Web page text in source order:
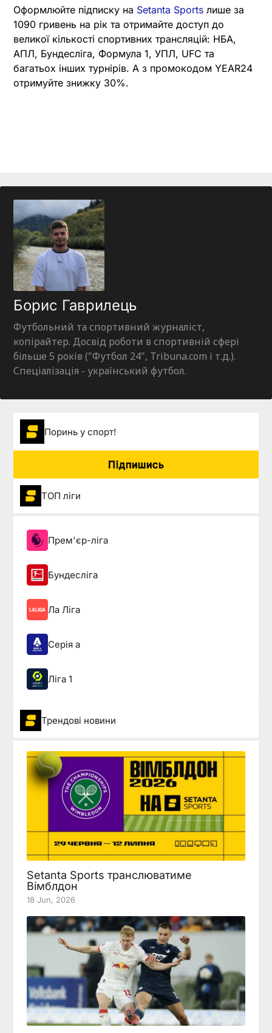
Оформлюйте підписку на Setanta Sports лише за
1090 гривень на рік та отримайте доступ до
великої кількості спортивних трансляцій: НБА,
АПЛ, Бундесліга, Формула 1, УПЛ, UFC та
багатьох інших турнірів. А з промокодом YEAR24
отримуйте знижку 30%.
Борис Гаврилець
Футбольний та спортивний журналіст,
копірайтер. Досвід роботи в спортивній сфері
більше 5 років ("Футбол 24", Tribuna.com і т.д.).
Спеціалізація - український футбол.
Поринь у спорт!
Підпишись
ТОП ліги
Прем'єр-ліга
Бундесліга
Ла Ліга
Серія а
Ліга 1
Трендові новини
Setanta Sports транслюватиме
Вімблдон
18 Jun, 2026